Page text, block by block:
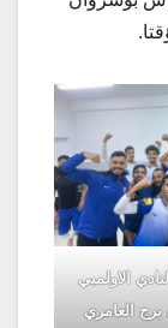
الاولمبي
برج العامري